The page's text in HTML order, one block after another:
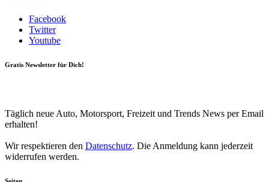
Facebook
Twitter
Youtube
Gratis Newsletter für Dich!
Täglich neue Auto, Motorsport, Freizeit und Trends News per Email
erhalten!
Wir respektieren den Datenschutz. Die Anmeldung kann jederzeit
widerrufen werden.